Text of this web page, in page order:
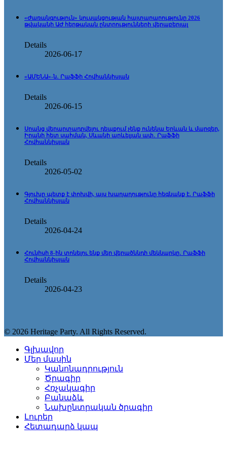
«Ժառանգություն» կուսակցության հայտարարությունը 2026
թվականի ԱԺ հերթական ընտրությունների վերաբերյալ
Details
2026-06-17
«ԱՄԵՆԱ»-ն․ Րաֆֆի Հովհաննիսյան
Details
2026-06-15
Սրանց վերարտադրվելու դեպքում չենք ունենա Երևան և մարզեր,
Իրանի հետ սահման, Սևանի արևելյան ափ․ Րաֆֆի
Հովհաննիսյան
Details
2026-05-02
Գլուխը պետք է փոխվի, այս խաղաղությունը հեգնանք է. Րաֆֆի
Հովհաննիսյան
Details
2026-04-24
Հունիսի 8-ին տոնելու ենք մեր վերածննդի մեկնարկը․ Րաֆֆի
Հովհաննիսյան
Details
2026-04-23
© 2026 Heritage Party. All Rights Reserved.
Գլխավոր
Մեր մասին
Կանոնադրություն
Ծրագիր
Հռչակագիր
Բանաձև
Նախընտրական ծրագիր
Լուրեր
Հետադարձ կապ